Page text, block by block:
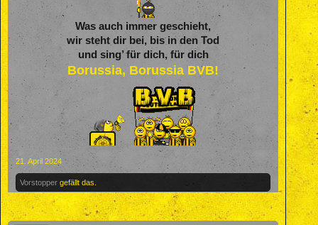
Was auch immer geschieht,
wir steht dir bei, bis in den Tod
und sing’ für dich, für dich
Borussia, Borussia BVB!
21. April 2024
Vorstopper gefällt das.